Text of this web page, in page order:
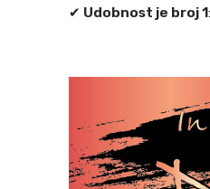
✔ Udobnost je broj 1